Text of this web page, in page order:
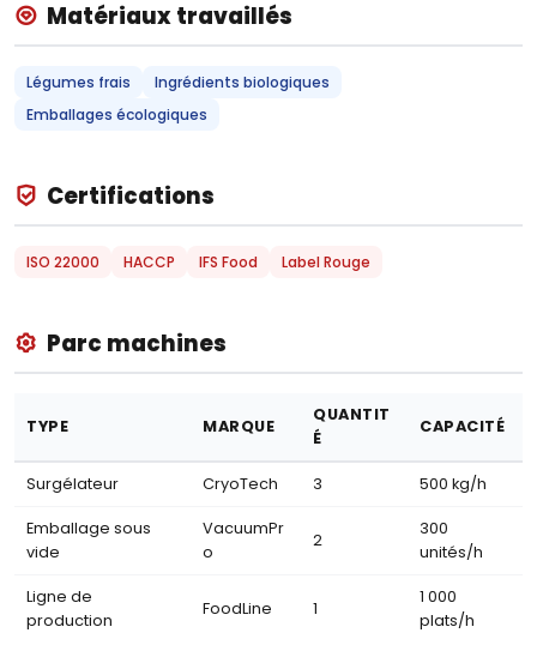
Matériaux travaillés
Légumes frais
Ingrédients biologiques
Emballages écologiques
Certifications
ISO 22000 HACCP IFS Food Label Rouge
Parc machines
TYPE MARQUE
QUANTIT
É
CAPACITÉ
Surgélateur CryoTech 3 500 kg/h
Emballage sous
vide
VacuumPr
o
2
300
unités/h
Ligne de
production
FoodLine 1
1 000
plats/h